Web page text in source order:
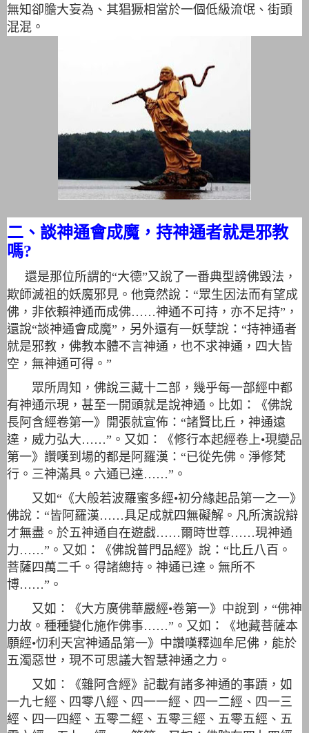
無知卻膽大妄為、其猖獗相當於一個低級流氓、街頭
混混。
二、談神通會成魔，持神通者就是邪教
嗎?
還是那位所謂的“大德”又說了一番典型謗佛毀法，
欺師滅祖的妖魔邪見。 他竟然說：“眾生因法而有望成
佛，非依賴神通而成佛……神通不可持，亦不足持”，
還說“談神通會成魔”，另外還有一妖孽說：“持神通者
就是邪教，佛教本體不言神通，也不求神通，四大皆
空，無神通可得。”
眾所周知，佛說三藏十二部，幾乎每一部經中都
有神通示現，甚至一開頭就是說神通。比如：《佛說
長阿含經卷第一》開張就宣佈：“諸賢比丘，神通遠
達，威力弘大……”。又如：《修行本起經卷上•現變品
第一》讚嘆到場的都是阿羅漢：“已從先佛。淨修梵
行。三神滿具。六通已達……”。
又如“《大般若波羅蜜多經•初分緣起品第一之一》
佛說：“皆阿羅漢……具足成就四無礙解。凡所演說辯
才無盡。於五神通自在遊戲……爾時世尊……現神通
力……”。又如：《佛說普門品經》說：“比丘八百。
菩薩四萬二千。得諸總持。神通已達。無所不
博……”。
又如：《大方廣佛華嚴經•卷第一》中說到，“佛神
力故。種種變化施作佛事……”。又如：《地藏菩薩本
願經•忉利天宮神通品第一》中讚嘆釋迦牟尼佛，能於
五濁惡世，現不可思議大智慧神通之力。
又如：《雜阿含經》記載有諸多神通的事蹟，如
一九七經、四零八經、四一一經、四一二經、四一三
經、四一四經、五零二經、五零三經、五零五經、五